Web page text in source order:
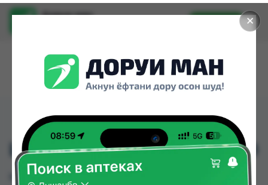
✕
Доруи ман
Установить
ИНСУТОН ТБ 60МГ №60
ИНСУТОН ТБ 60МГ №60 можно купить или